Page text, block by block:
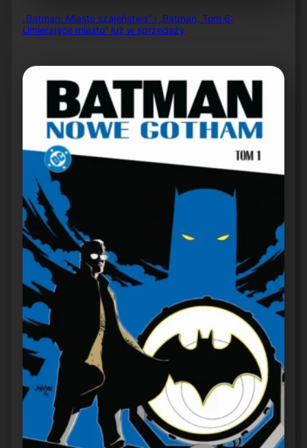
„Batman: Miasto szaleństwa” i „Batman, Tom 6:
Umierające miasto” już w sprzedaży